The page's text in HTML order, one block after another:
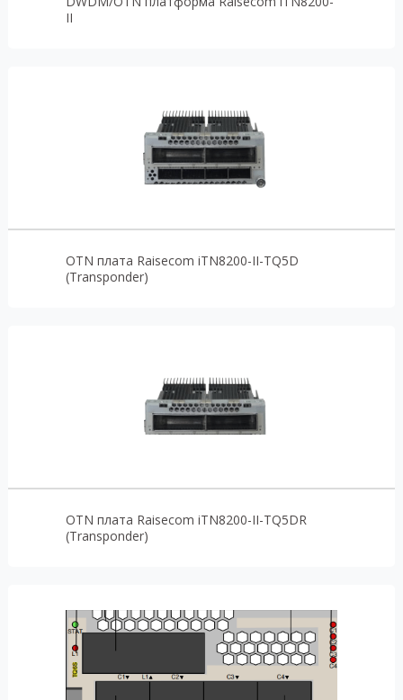
II
OTN плата Raisecom iTN8200-II-TQ5D
(Transponder)
OTN плата Raisecom iTN8200-II-TQ5DR
(Transponder)